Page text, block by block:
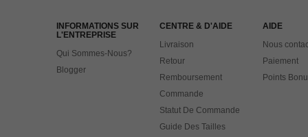
INFORMATIONS SUR
L'ENTREPRISE
Qui Sommes-Nous?
Blogger
CENTRE & D'AIDE
Livraison
Retour
Remboursement
Commande
Statut De Commande
Guide Des Tailles
AIDE
Nous
Paiement
Points